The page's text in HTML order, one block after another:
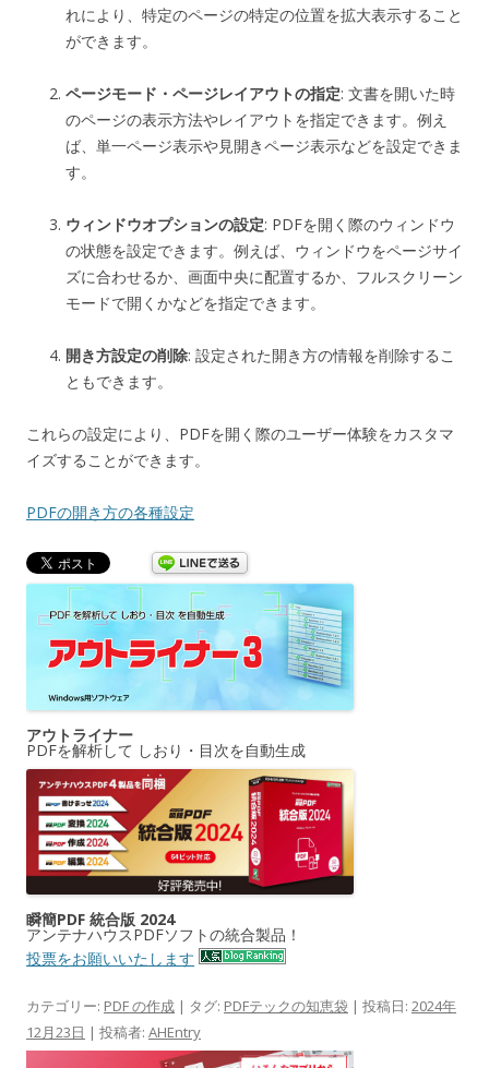
れにより、特定のページの特定の位置を拡大表示すること
ができます。
ページモード・ページレイアウトの指定: 文書を開いた時
のページの表示方法やレイアウトを指定できます。例え
ば、単一ページ表示や見開きページ表示などを設定できま
す。
ウィンドウオプションの設定: PDFを開く際のウィンドウ
の状態を設定できます。例えば、ウィンドウをページサイ
ズに合わせるか、画面中央に配置するか、フルスクリーン
モードで開くかなどを指定できます。
開き方設定の削除: 設定された開き方の情報を削除するこ
ともできます。
これらの設定により、PDFを開く際のユーザー体験をカスタマ
イズすることができます。
PDFの開き方の各種設定
アウトライナー
PDFを解析して しおり・目次を自動生成
瞬簡PDF 統合版 2024
アンテナハウスPDFソフトの統合製品！
投票をお願いいたします
カテゴリー: PDF の作成 | タグ: PDFテックの知恵袋 | 投稿日: 2024年
12月23日 | 投稿者: AHEntry